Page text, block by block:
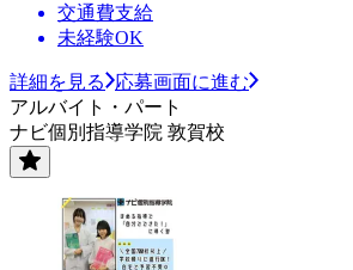
交通費支給
未経験OK
詳細を見る
応募画面に進む
アルバイト・パート
ナビ個別指導学院 敦賀校